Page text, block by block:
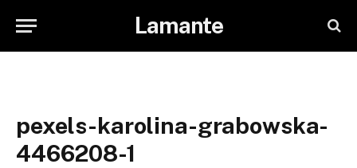
Lamante
pexels-karolina-grabowska-
4466208-1